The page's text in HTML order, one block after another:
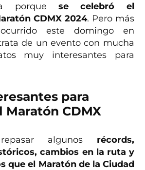
porque se celebró el
CDMX 2024. Pero más
este domingo en
de un evento con mucha
muy interesantes para
para
Maratón CDMX
algunos récords,
cambios en la ruta y
que el Maratón de la Ciudad